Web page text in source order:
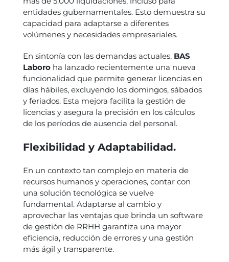
entidades gubernamentales. Esto demuestra su
capacidad para adaptarse a diferentes
volúmenes y necesidades empresariales.
En sintonía con las demandas actuales, BAS
Laboro ha lanzado recientemente una nueva
funcionalidad que permite generar licencias en
días hábiles, excluyendo los domingos, sábados
y feriados. Esta mejora facilita la gestión de
licencias y asegura la precisión en los cálculos
de los períodos de ausencia del personal.
Flexibilidad y Adaptabilidad.
En un contexto tan complejo en materia de
recursos humanos y operaciones, contar con
una solución tecnológica se vuelve
fundamental. Adaptarse al cambio y
aprovechar las ventajas que brinda un software
de gestión de RRHH garantiza una mayor
eficiencia, reducción de errores y una gestión
más ágil y transparente.